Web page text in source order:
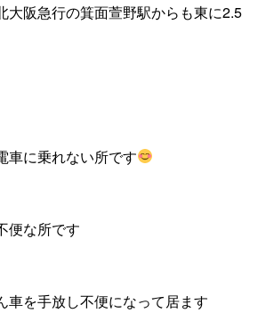
大阪急行の箕面萱野駅からも東に2.5
車に乗れない所です
便な所です
車を手放し不便になって居ます